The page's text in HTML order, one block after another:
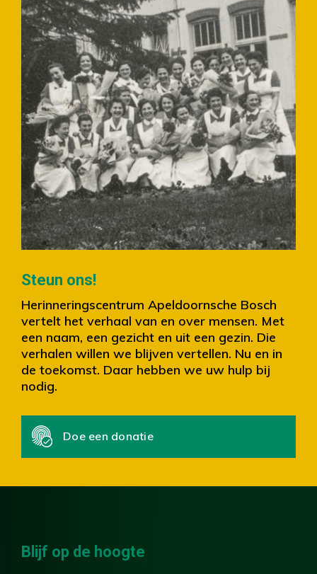
Steun ons!
Herinneringscentrum Apeldoornsche Bosch
vertelt het verhaal van en over mensen. Met
een naam, een gezicht en uit een gezin. Die
verhalen willen we blijven vertellen. Nu en in
de toekomst. Daar hebben we uw hulp bij
nodig.
Doe een donatie
Blijf op de hoogte